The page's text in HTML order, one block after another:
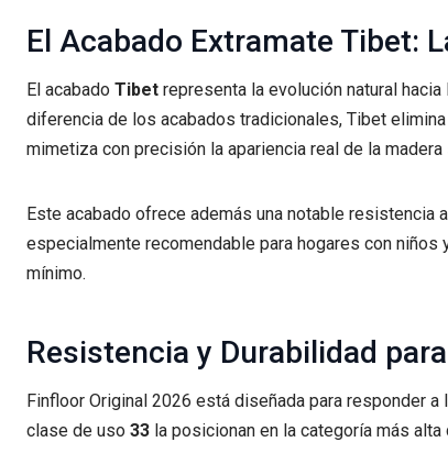
El Acabado Extramate Tibet:
El acabado Tibet representa la evolución natural
diferencia de los acabados tradicionales, Tibet
mimetiza con precisión la apariencia real de la madera
Este acabado ofrece además una notable resistencia
especialmente recomendable para hogares con
mínimo.
Resistencia y Durabilidad
Finfloor Original 2026 está diseñada para responder
clase de uso 33 la posicionan en la categoría más